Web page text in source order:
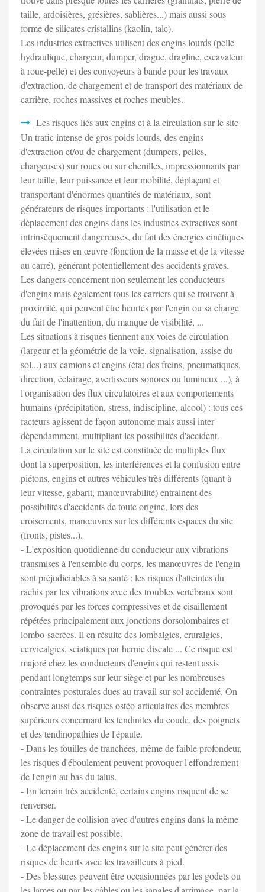
taille, ardoisières, grésières, sablières...) mais aussi sous
forme de silicates cristallins (kaolin, talc).
Les industries extractives utilisent des engins lourds (pelle
hydraulique, chargeur, dumper, drague, dragline, excavateur
à roue-pelle) et des convoyeurs à bande pour les travaux
d'extraction, de chargement et de transport des matériaux de
carrière, roches massives et roches meubles.
Les risques liés aux engins et à la circulation sur le site
Un trafic intense de gros poids lourds, des engins
d'extraction et/ou de chargement (dumpers, pelles,
chargeuses) sur roues ou sur chenilles, impressionnants par
leur taille, leur puissance et leur mobilité, déplaçant et
transportant d'énormes quantités de matériaux, sont
générateurs de risques importants : l'utilisation et le
déplacement des engins dans les industries extractives sont
intrinsèquement dangereuses, du fait des énergies cinétiques
élevées mises en œuvre (fonction de la masse et de la vitesse
au carré), générant potentiellement des accidents graves.
Les dangers concernent non seulement les conducteurs
d'engins mais également tous les carriers qui se trouvent à
proximité, qui peuvent être heurtés par l'engin ou sa charge
du fait de l'inattention, du manque de visibilité, ...
Les situations à risques tiennent aux voies de circulation
(largeur et la géométrie de la voie, signalisation, assise du
sol...) aux camions et engins (état des freins, pneumatiques,
direction, éclairage, avertisseurs sonores ou lumineux ...), à
l'organisation des flux circulatoires et aux comportements
humains (précipitation, stress, indiscipline, alcool) : tous ces
facteurs agissent de façon autonome mais aussi inter-
dépendamment, multipliant les possibilités d'accident.
La circulation sur le site est constituée de multiples flux
dont la superposition, les interférences et la confusion entre
piétons, engins et autres véhicules très différents (quant à
leur vitesse, gabarit, manœuvrabilité) entrainent des
possibilités d'accidents de toute origine, lors des
croisements, manœuvres sur les différents espaces du site
(fronts, pistes...).
- L'exposition quotidienne du conducteur aux vibrations
transmises à l'ensemble du corps, les manœuvres de l'engin
sont préjudiciables à sa santé : les risques d'atteintes du
rachis par les vibrations avec des troubles vertébraux sont
provoqués par les forces compressives et de cisaillement
répétées principalement aux jonctions dorsolombaires et
lombo-sacrées. Il en résulte des lombalgies, cruralgies,
cervicalgies, sciatiques par hernie discale ... Ce risque est
majoré chez les conducteurs d'engins qui restent assis
pendant longtemps sur leur siège et par les nombreuses
contraintes posturales dues au travail sur sol accidenté. On
observe aussi des risques ostéo-articulaires des membres
supérieurs concernant les tendinites du coude, des poignets
et des tendinopathies de l'épaule.
- Dans les fouilles de tranchées, même de faible profondeur,
les risques d'éboulement peuvent provoquer l'effondrement
de l'engin au bas du talus.
- En terrain très accidenté, certains engins risquent de se
renverser.
- Le danger de collision avec d'autres engins dans la même
zone de travail est possible.
- Le déplacement des engins sur le site peut générer des
risques de heurts avec les travailleurs à pied.
- Des blessures peuvent être occasionnées par les godets ou